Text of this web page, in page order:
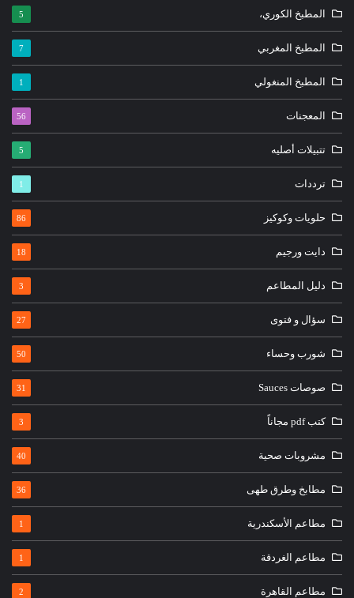
المطبخ الكوري، 5
المطبخ المغربي 7
المطبخ المنغولي 1
المعجنات 56
تتبيلات أصليه 5
ترددات 1
حلويات وكوكيز 86
دايت ورجيم 18
دليل المطاعم 3
سؤال و فتوى 27
شورب وحساء 50
صوصات Sauces 31
كتب pdf مجاناً 3
مشروبات صحية 40
مطابخ وطرق طهى 36
مطاعم الأسكندرية 1
مطاعم الغردقة 1
مطاعم القاهرة 2